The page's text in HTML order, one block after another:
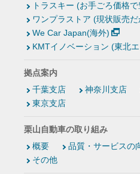
トラスキー (お手ごろ価格
ワンプラストア (現状販売
We Car Japan(海外)
KMTイノベーション (東北
拠点案内
千葉支店
神奈川支店
東京支店
栗山自動車の取り組み
概要
品質・サービスの
その他